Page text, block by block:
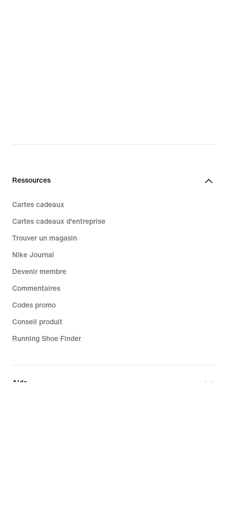
Ressources
Cartes cadeaux
Cartes cadeaux d'entreprise
Trouver un magasin
Nike Journal
Devenir membre
Commentaires
Codes promo
Conseil produit
Running Shoe Finder
Aide